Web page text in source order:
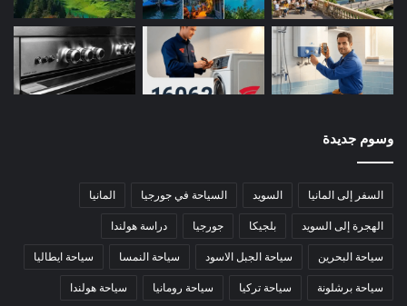
وسوم جديدة
السفر إلى المانيا السويد السياحة في جورجيا المانيا
الهجرة إلى السويد بلجيكا جورجيا دراسة هولندا
سياحة البحرين سياحة الجبل الاسود سياحة النمسا سياحة ايطاليا
سياحة برشلونة سياحة تركيا سياحة رومانيا سياحة هولندا